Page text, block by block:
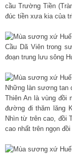
cầu Trường Tiền
đúc tiền xưa kia của
Cầu Dã Viên trong
đoạn trung lưu sông
Những làn sương tan
Thiên An là vùng đồi
đường đi thăm lăng
Nhìn từ trên cao, đồi
cao nhất trên ngọn